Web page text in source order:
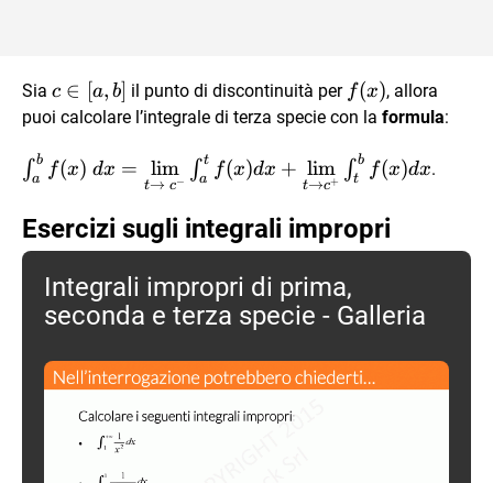
Sia c
\in
c ∈ [a, b] il punto di discontinuità per f(x)
f(x), allora
puoi calcolare l’integrale di terza specie con la formula:
\int_{a}^{b}
f(x) \ dx =
\lim\limits_{t
\to \ c^-}
\int_a^t f(x) dx
+\lim\limits_{t
\to
f(x) dx
∫a
b
f(x) dx =
t→ c−
lim ∫a
t
f(x)dx +
t→c+
lim ∫t
b
f(x)dx.
Esercizi sugli integrali impropri
Integrali impropri di prima,
seconda e terza specie - Galleria